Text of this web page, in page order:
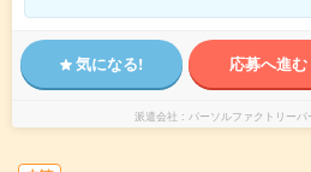
気になる! 応募へ進む
派遣会社 パーソルファクトリーパ